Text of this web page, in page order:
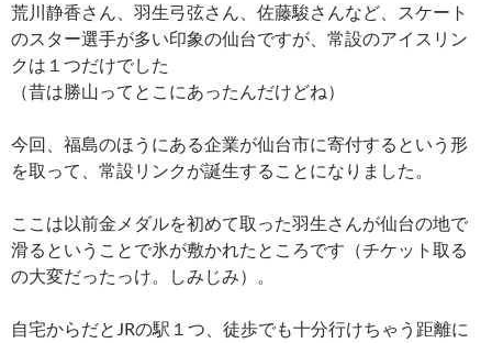
荒川静香さん、羽生弓弦さん、佐藤駿さんなど、スケート
のスター選手が多い印象の仙台ですが、常設のアイスリン
クは１つだけでした
（昔は勝山ってとこにあったんだけどね）
今回、福島のほうにある企業が仙台市に寄付するという形
を取って、常設リンクが誕生することになりました。
ここは以前金メダルを初めて取った羽生さんが仙台の地で
滑るということで氷が敷かれたところです（チケット取る
の大変だったっけ。しみじみ）。
自宅からだとJRの駅１つ、徒歩でも十分行けちゃう距離に